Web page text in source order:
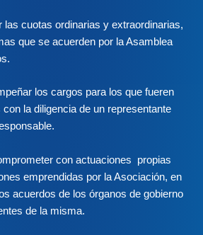
las cuotas ordinarias y extraordinarias,
que se acuerden por la Asamblea
los cargos para los que fueren
con la diligencia de un representante
con actuaciones propias
emprendidas por la Asociación, en
acuerdos de los órganos de gobierno
de la misma.